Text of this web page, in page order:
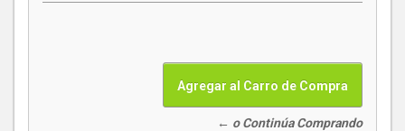
← o Continúa Comprando